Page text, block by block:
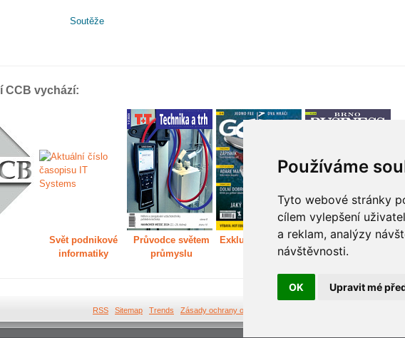
Používáme
Tyto webové stránky
cílem vylepšení
a reklam, analýzy
návštěvnosti.
OK Upravit mé
Soutěže
CCB vychází:
Svět podnikové
informatiky
Průvodce světem
průmyslu
Exkluzivně světem
Děláme Brno větší
RSS Sitemap Trends Zásady ochrany osobních údajů